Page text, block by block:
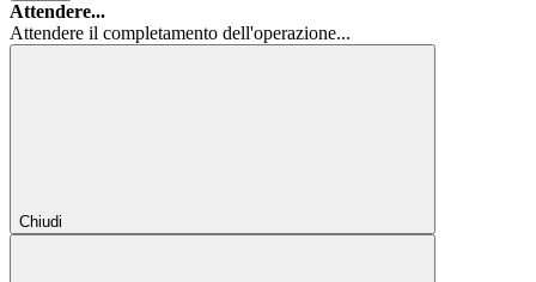
Attendere...
Attendere il completamento dell'operazione...
Chiudi